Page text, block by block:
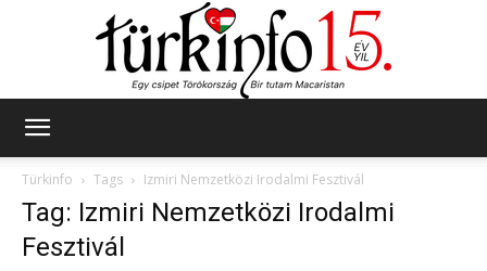
Türkinfo
Tags Izmiri Nemzetközi Irodalmi Fesztivál
Tag: Izmiri Nemzetközi Irodalmi
Fesztivál